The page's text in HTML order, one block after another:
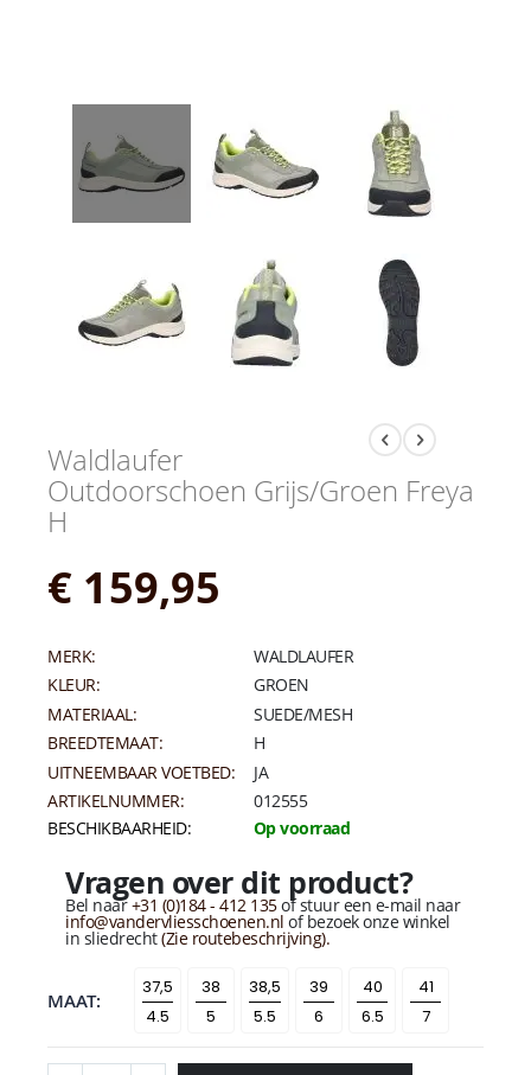
Waldlaufer
Outdoorschoen Grijs/Groen Freya
H
€ 159,95
MERK:
WALDLAUFER
KLEUR:
GROEN
MATERIAAL:
SUEDE/MESH
BREEDTEMAAT:
H
UITNEEMBAAR VOETBED:
JA
ARTIKELNUMMER:
012555
BESCHIKBAARHEID:
Op voorraad
Vragen over dit product?
Bel naar+31 (0)184 - 412 135of stuur een e-mail naar
info@vandervliesschoenen.nl of bezoek onze winkel
in sliedrecht(Zie routebeschrijving).
MAAT
4.5 5 5.5 6 6.5 7